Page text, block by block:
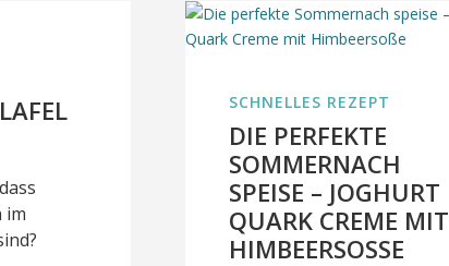
im
SCHNELLES REZEPT
DIE PERFEKTE
SOMMERNACH
SPEISE – JOGHURT
QUARK CREME MIT
HIMBEERSOSSE